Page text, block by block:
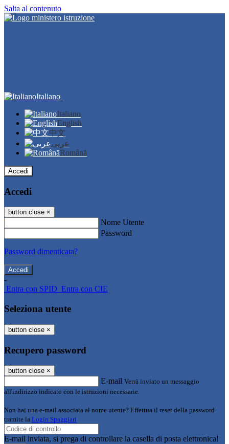
Salta al contenuto
Italiano
Italiano
English
中文
عربى
Română
Accedi
Accedi
button close ×
Nome Utente
Password
Password dimenticata?
-
Entra con SPID Entra con CIE
Seleziona utente
button close ×
Recupero password
button close ×
E-mail Verrà inviato un messaggio
all'indirizzo indicato con le istruzioni necessarie.
Non hai una e-mail associata al nome utente? Effettua il reset della password
tramite la Login Spaggiari
E-mail inviata, si prega di controllare la casella di posta elettronica!